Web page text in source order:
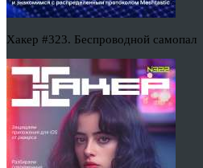
Хакер #323. Беспроводной самопал